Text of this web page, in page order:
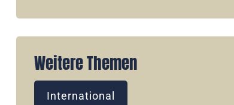
Weitere Themen
International